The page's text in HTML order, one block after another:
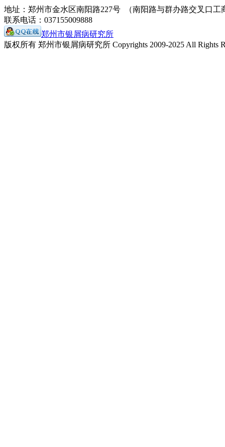
地址：郑州市金水区南阳路227号 （南阳路与群办路交叉口工
联系电话：037155009888
郑州市银屑病研究所
版权所有 郑州市银屑病研究所 Copyrights 2009-2025 All Rights